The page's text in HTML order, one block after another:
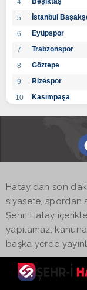
4
5
İstanbul
6
Eyüpspor
7
Trabzonspor
8
Göztepe
9
Rizespor
10
Kasımpaşa
14
Kayserispor
Hatayspor
19
Adana
Hatay'dan son
siyasete, spordan
Şehri Hatay
yapılamaz,
başka yerde